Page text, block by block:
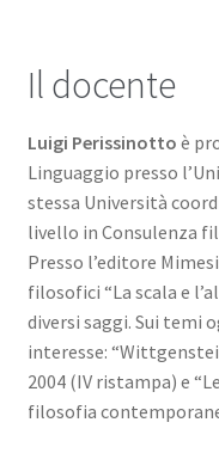
Il docente
Luigi Perissinotto è
Linguaggio presso
stessa Università
livello in Consulenza
Presso l’editore
filosofici “La scala e
diversi saggi. Sui temi
interesse:
2004 (IV ristampa) e
filosofia